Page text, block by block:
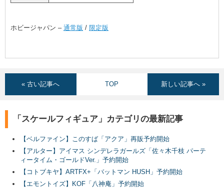
ホビージャパン – 通常版 / 限定版
« 古い記事へ TOP 新しい記事へ »
「スケールフィギュア」カテゴリの最新記事
【ベルファイン】このすば「アクア」再販予約開始
【アルター】アイマス シンデレラガールズ「佐々木千枝 パーテ
ィータイム・ゴールドVer.」予約開始
【コトブキヤ】ARTFX+「バットマン HUSH」予約開始
【エモントイズ】KOF「八神庵」予約開始